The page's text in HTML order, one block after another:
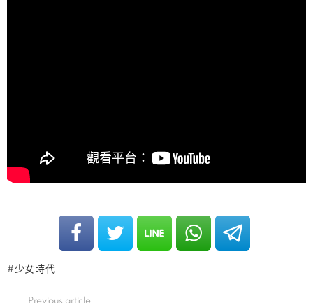
少女時代
Previous article